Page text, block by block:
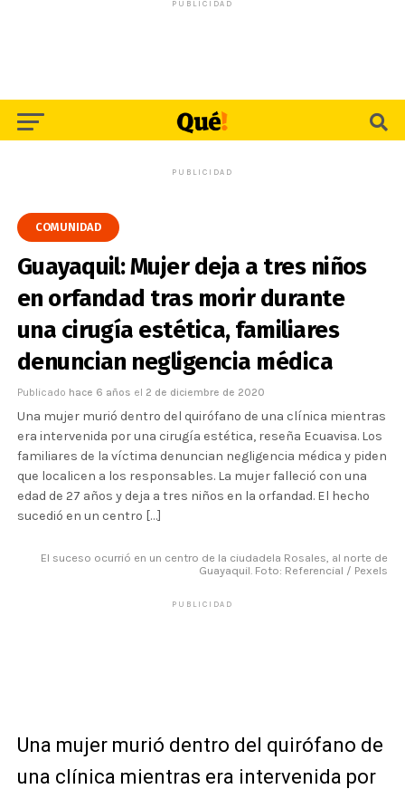
PUBLICIDAD
PUBLICIDAD
COMUNIDAD
Guayaquil: Mujer deja a tres niños
en orfandad tras morir durante
una cirugía estética, familiares
denuncian negligencia médica
Publicado hace 6 años el 2 de diciembre de 2020
Una mujer murió dentro del quirófano de una clínica mientras
era intervenida por una cirugía estética, reseña Ecuavisa. Los
familiares de la víctima denuncian negligencia médica y piden
que localicen a los responsables. La mujer falleció con una
edad de 27 años y deja a tres niños en la orfandad. El hecho
sucedió en un centro […]
El suceso ocurrió en un centro de la ciudadela Rosales, al norte de
Guayaquil. Foto: Referencial / Pexels
PUBLICIDAD
Una mujer murió dentro del quirófano de
una clínica mientras era intervenida por